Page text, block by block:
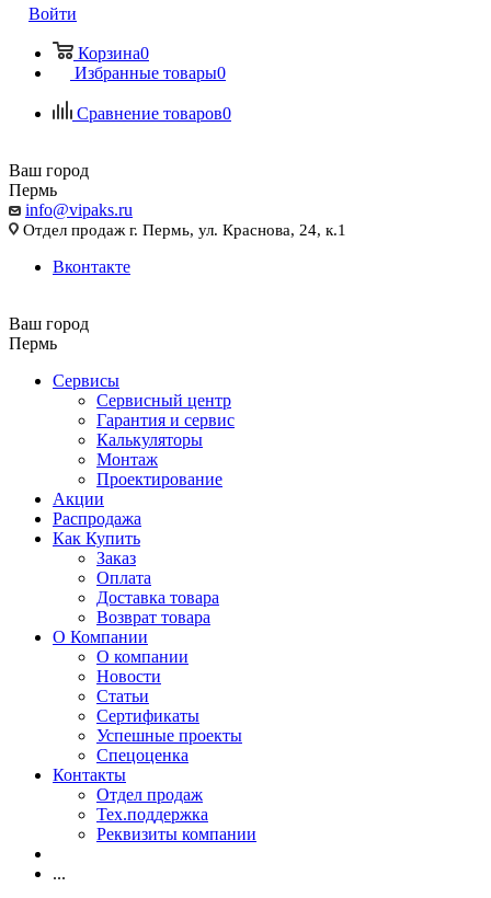
Войти
Корзина0
Избранные товары0
Сравнение товаров0
Ваш город
Пермь
info@vipaks.ru
Отдел продаж г. Пермь, ул. Краснова, 24, к.1
Вконтакте
Ваш город
Пермь
Сервисы
Сервисный центр
Гарантия и сервис
Калькуляторы
Монтаж
Проектирование
Акции
Распродажа
Как Купить
Заказ
Оплата
Доставка товара
Возврат товара
О Компании
О компании
Новости
Статьи
Сертификаты
Успешные проекты
Спецоценка
Контакты
Отдел продаж
Тех.поддержка
Реквизиты компании
...